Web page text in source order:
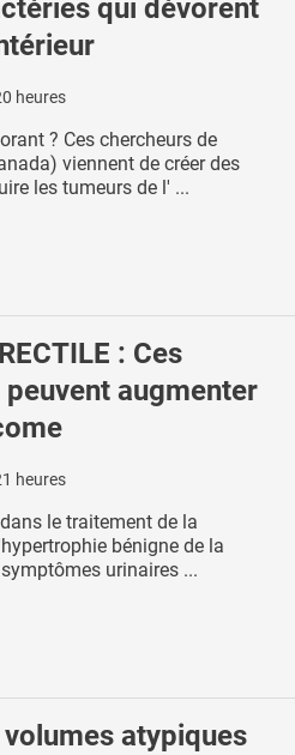
qui dévorent
heures
? Ces chercheurs de
viennent de créer des
les tumeurs de l' ...
: Ces
augmenter
heures
le traitement de la
bénigne de la
urinaires ...
volumes atypiques